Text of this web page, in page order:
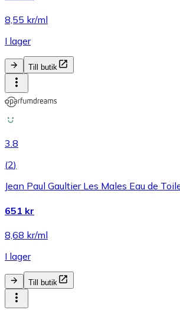
8,55 kr/ml
I lager
Till butik
3.8
(2)
Jean Paul Gaultier Les Males Eau de
651 kr
8,68 kr/ml
I lager
Till butik